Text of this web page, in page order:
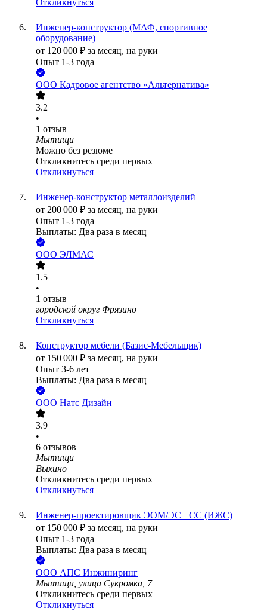
Откликнуться
Инженер-конструктор (МАФ, спортивное
оборудование)
от 120 000 ₽ за месяц, на руки
Опыт 1-3 года
ООО Кадровое агентство «Альтернатива»
3.2
•
1 отзыв
Мытищи
Можно без резюме
Откликнитесь среди первых
Откликнуться
Инженер-конструктор металлоизделий
от 200 000 ₽ за месяц, на руки
Опыт 1-3 года
Выплаты: Два раза в месяц
ООО ЭЛМАС
1.5
•
1 отзыв
городской округ Фрязино
Откликнуться
Конструктор мебели (Базис-Мебельщик)
от 150 000 ₽ за месяц, на руки
Опыт 3-6 лет
Выплаты: Два раза в месяц
ООО Натс Дизайн
3.9
•
6 отзывов
Мытищи
Выхино
Откликнитесь среди первых
Откликнуться
Инженер-проектировщик ЭОМ/ЭС+ СС (ИЖС)
от 150 000 ₽ за месяц, на руки
Опыт 1-3 года
Выплаты: Два раза в месяц
ООО АПС Инжиниринг
Мытищи, улица Сукромка, 7
Откликнитесь среди первых
Откликнуться